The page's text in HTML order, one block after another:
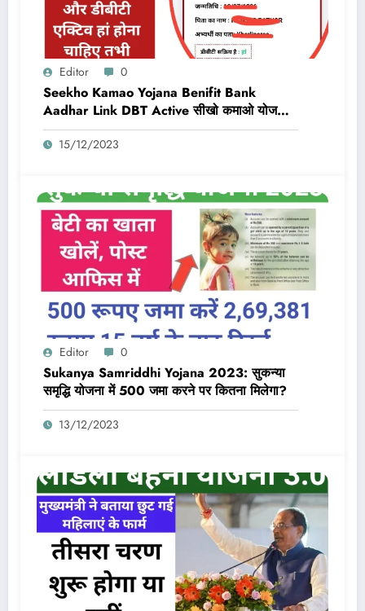
Editor 0
Seekho Kamao Yojana Benifit Bank
Aadhar Link DBT Active सीखो कमाओ योजना
का लाभ तभी मिलेगा 10,000 Rs जब बैंक डीबीटी
एक्टिव और आधार लिंक होगा
15/12/2023
Editor 0
Sukanya Samriddhi Yojana 2023: सुकन्या
समृद्धि योजना में 500 जमा करने पर कितना मिलेगा?
13/12/2023